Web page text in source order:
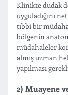
Klinikte dudak
uyguladığını
tıbbi bir
bölgenin
müdahaleler
almış uzman
yapılması
2) Muayene